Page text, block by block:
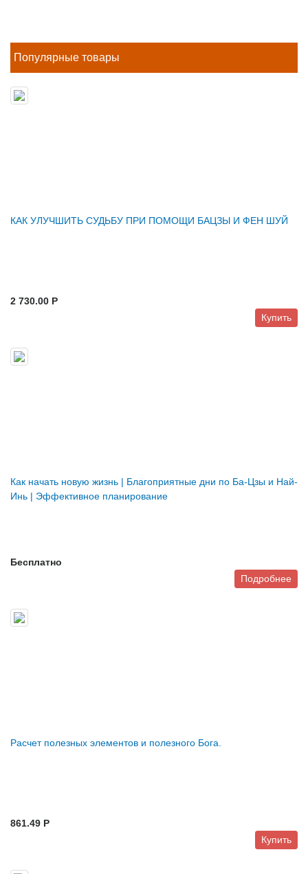
Популярные товары
КАК УЛУЧШИТЬ СУДЬБУ ПРИ ПОМОЩИ БАЦЗЫ И ФЕН ШУЙ
2 730.00 P
Купить
Как начать новую жизнь | Благоприятные дни по Ба-Цзы и Най-
Инь | Эффективное планирование
Бесплатно
Подробнее
Расчет полезных элементов и полезного Бога.
861.49 P
Купить